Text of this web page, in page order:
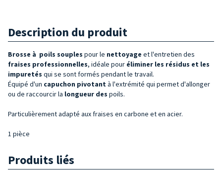
Description du produit
Brosse à poils souples pour le nettoyage et l'entretien des
fraises professionnelles, idéale pour éliminer les résidus et les
impuretés qui se sont formés pendant le travail.
Équipé d'un capuchon pivotant à l'extrémité qui permet d'allonger
ou de raccourcir la longueur des poils.
Particulièrement adapté aux fraises en carbone et en acier.
1 pièce
Produits liés